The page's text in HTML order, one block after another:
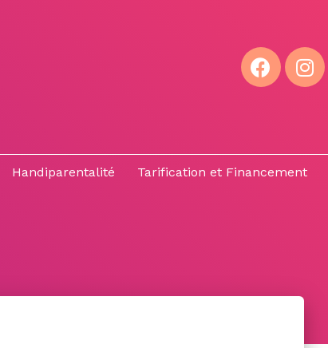
Handiparentalité Tarification et Financement